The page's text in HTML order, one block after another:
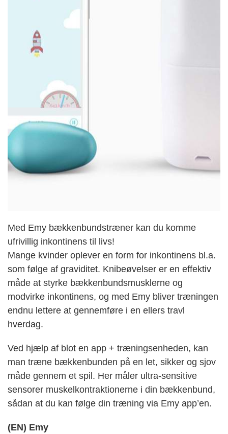
Med Emy bækkenbundstræner kan du komme
ufrivillig inkontinens til livs!
Mange kvinder oplever en form for inkontinens bl.a.
som følge af graviditet. Knibeøvelser er en effektiv
måde at styrke bækkenbundsmusklerne og
modvirke inkontinens, og med Emy bliver træningen
endnu lettere at gennemføre i en ellers travl
hverdag.
Ved hjælp af blot en app + træningsenheden, kan
man træne bækkenbunden på en let, sikker og sjov
måde gennem et spil. Her måler ultra-sensitive
sensorer muskelkontraktionerne i din bækkenbund,
sådan at du kan følge din træning via Emy app’en.
(EN) Emy